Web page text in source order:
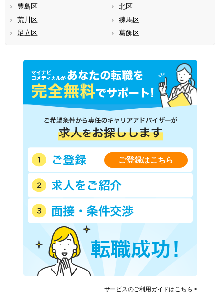
豊島区
北区
荒川区
練馬区
足立区
葛飾区
ご登録はこちら
サービスのご利用ガイドはこちら >